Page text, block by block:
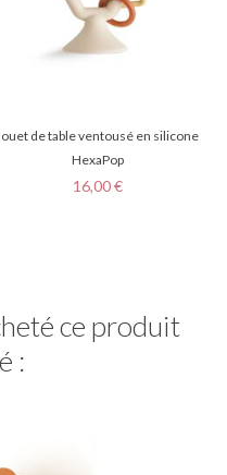
de table ventousé en silicone
HexaPop
Prix
16,00 €
ce produit
: